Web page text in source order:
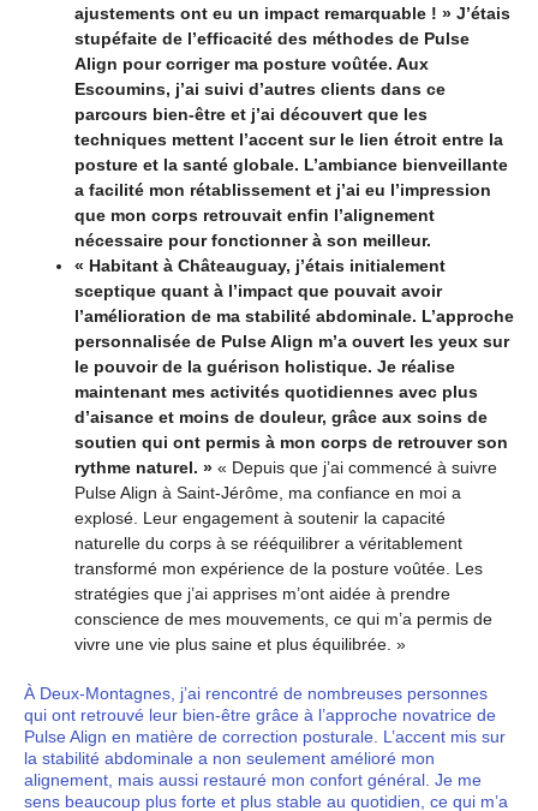
ajustements ont eu un impact remarquable ! » J’étais
stupéfaite de l’efficacité des méthodes de Pulse
Align pour corriger ma posture voûtée. Aux
Escoumins, j’ai suivi d’autres clients dans ce
parcours bien-être et j’ai découvert que les
techniques mettent l’accent sur le lien étroit entre la
posture et la santé globale. L’ambiance bienveillante
a facilité mon rétablissement et j’ai eu l’impression
que mon corps retrouvait enfin l’alignement
nécessaire pour fonctionner à son meilleur.
« Habitant à Châteauguay, j’étais initialement
sceptique quant à l’impact que pouvait avoir
l’amélioration de ma stabilité abdominale. L’approche
personnalisée de Pulse Align m’a ouvert les yeux sur
le pouvoir de la guérison holistique. Je réalise
maintenant mes activités quotidiennes avec plus
d’aisance et moins de douleur, grâce aux soins de
soutien qui ont permis à mon corps de retrouver son
rythme naturel. » « Depuis que j’ai commencé à suivre
Pulse Align à Saint-Jérôme, ma confiance en moi a
explosé. Leur engagement à soutenir la capacité
naturelle du corps à se rééquilibrer a véritablement
transformé mon expérience de la posture voûtée. Les
stratégies que j’ai apprises m’ont aidée à prendre
conscience de mes mouvements, ce qui m’a permis de
vivre une vie plus saine et plus équilibrée. »
À Deux-Montagnes, j’ai rencontré de nombreuses personnes
qui ont retrouvé leur bien-être grâce à l’approche novatrice de
Pulse Align en matière de correction posturale. L’accent mis sur
la stabilité abdominale a non seulement amélioré mon
alignement, mais aussi restauré mon confort général. Je me
sens beaucoup plus forte et plus stable au quotidien, ce qui m’a